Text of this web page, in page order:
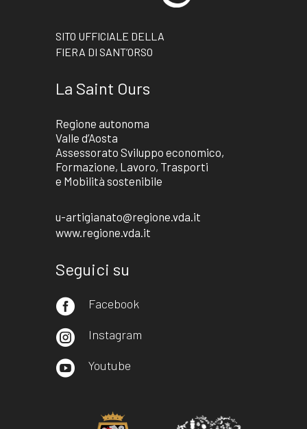
SITO UFFICIALE DELLA
FIERA DI SANT’ORSO
La Saint Ours
Regione autonoma
Valle d’Aosta
Assessorato Sviluppo economico,
Formazione, Lavoro, Trasporti
e Mobilità sostenibile
u-artigianato@regione.vda.it
www.regione.vda.it
Seguici su
 Facebook
 Instagram
 Youtube